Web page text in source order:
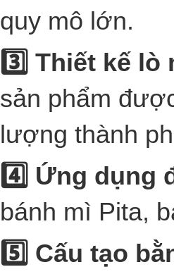
quy mô lớn.
3️ Thiết kế lò
sản phẩm
lượng thành
4️ Ứng dụng
bánh mì Pita,
5️ Cấu tạo